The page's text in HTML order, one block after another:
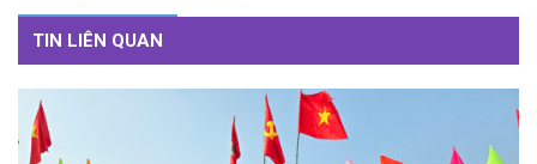
TIN LIÊN QUAN